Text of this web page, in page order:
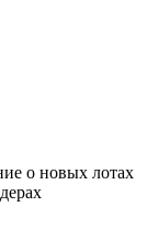
о новых лотах